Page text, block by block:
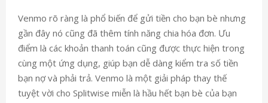
Venmo rõ ràng là phổ biến để gửi tiền cho bạn bè nhưng
gần đây nó cũng đã thêm tính năng chia hóa đơn. Ưu
điểm là các khoản thanh toán cũng được thực hiện trong
cùng một ứng dụng, giúp bạn dễ dàng kiểm tra số tiền
bạn nợ và phải trả. Venmo là một giải pháp thay thế
tuyệt vời cho Splitwise miễn là hầu hết bạn bè của bạn